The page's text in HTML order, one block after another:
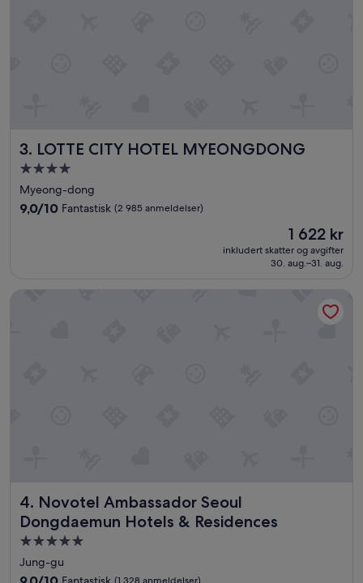
3. LOTTE CITY HOTEL MYEONGDONG
LOTTE CITY HOTEL MYEONGDONG
Overnattingssted
med
4.0
Myeong-dong
9.0
9,0/10 Fantastisk (2 985 anmeldelser)
Prisen
er
1 622 kr
1 622 kr
inkludert skatter og avgifter
30. aug.–31. aug.
4. Novotel Ambassador Seoul
Dongdaemun Hotels & Residences
Novotel Ambassador Seoul Dongdaemun Hotels &
Overnattingssted
med
5.0
Jung-gu
9.0
(1 328 anmeldelser)
Novotel Ambassador Seoul Dongdaemun Hotels &